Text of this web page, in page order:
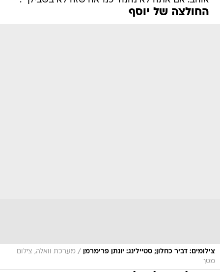
החולצה של יוסף
צילומים: דביר כחלון; סטיילינג: יונתן פרימרמן / מערכת וואלה, צילום
מסך